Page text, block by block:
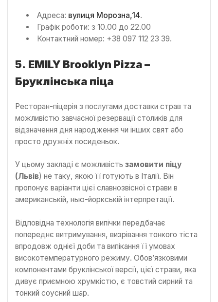
Адреса: вулиця Морозна,14.
Графік роботи: з 10.00 до 22.00
Контактний номер: +38 097 112 23 39.
5. EMILY Brooklyn Pizza –
Бруклінська піца
Ресторан-піцерія з послугами доставки страв та
можливістю завчасної резервації столиків для
відзначення дня народження чи інших свят або
просто дружніх посиденьок.
У цьому закладі є можливість замовити піцу
(Львів) не таку, якою її готують в Італії. Він
пропонує варіанти цієї славнозвісної страви в
американській, нью-йоркській інтерпретації.
Відповідна технологія випічки передбачає
попереднє витримування, визрівання тонкого тіста
впродовж однієї доби та випікання її умовах
високотемпературного режиму. Обов’язковими
компонентами бруклінської версії, цієї страви, яка
дивує приємною хрумкістю, є товстий сирний та
тонкий соусний шар.